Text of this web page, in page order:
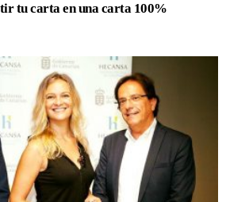
tu carta en una carta 100%